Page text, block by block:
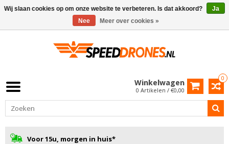
0
Winkelwagen
0 Artikelen / €0,00
Voor 15u, morgen in huis*
Wij slaan cookies op om onze website te verbeteren. Is dat akkoord?
Ja
Nee
Meer over cookies »